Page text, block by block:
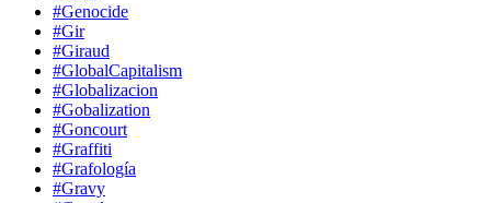
#Genocide
#Gir
#Giraud
#GlobalCapitalism
#Globalizacion
#Gobalization
#Goncourt
#Graffiti
#Grafología
#Gravy